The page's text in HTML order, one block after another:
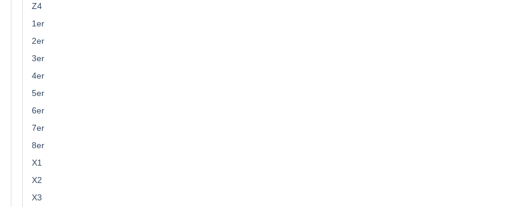
Z4
1er
2er
3er
4er
5er
6er
7er
8er
X1
X2
X3